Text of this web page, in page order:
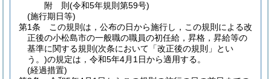
附 則(令和5年規則第59号)
(施行期日等)
第1条
この規則は，公布の日から施行し，この規則による改
正後の小松島市の一般職の職員の初任給，昇格，昇給等の
基準に関する規則 (次条において「改正後の規則」とい
う。)の規定は，令和5年4月1日から適用する。
(経過措置)